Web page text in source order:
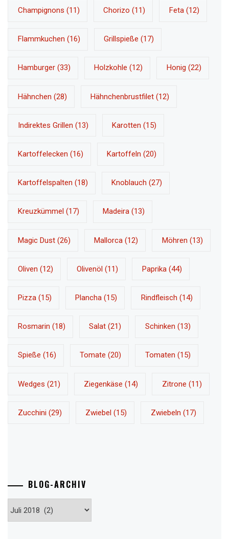
Champignons (11) Chorizo (11) Feta(12)
Flammkuchen (16) Grillspieße (17)
Hamburger(33) Holzkohle (12) Honig (22)
Hähnchen (28) Hähnchenbrustfilet (12)
Indirektes Grillen (13) Karotten (15)
Kartoffelecken (16) Kartoffeln (20)
Kartoffelspalten (18) Knoblauch (27)
Kreuzkümmel (17) Madeira (13)
Magic Dust(26) Mallorca (12) Möhren (13)
Oliven (12) Olivenöl (11) Paprika(44)
Pizza(15) Plancha (15) Rindfleisch (14)
Rosmarin (18) Salat (21) Schinken (13)
Spieße (16) Tomate (20) Tomaten (15)
Wedges (21) Ziegenkäse (14) Zitrone (11)
Zucchini (29) Zwiebel (15) Zwiebeln (17)
BLOG-ARCHIV